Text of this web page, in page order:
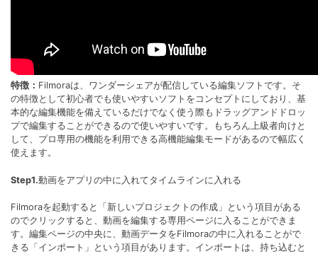
特徴： Filmoraは、ワンダーシェアが配信している編集ソフトです。そ
の特徴として初心者でも使いやすいソフトをコンセプトにしており、基
本的な編集機能を備えているだけでなく使う際もドラッグアンドドロッ
プで編集することができるので使いやすいです。もちろん上級者向けと
して、プロ専用の機能を利用できる高機能編集モードがあるので幅広く
使えます。
Step1.動画をアプリの中に入れてタイムラインに入れる
Filmoraを起動すると「新しいプロジェクトの作成」という項目がある
のでクリックすると、動画を編集する専用ページに入ることができま
す。編集ページの中央に、動画データをFilmoraの中に入れることがで
きる「インポート」という項目があります。インポートは、持ち込むと